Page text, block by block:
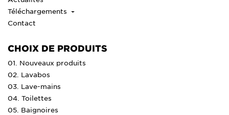
Téléchargements
Contact
CHOIX DE PRODUITS
01. Nouveaux produits
02. Lavabos
03. Lave-mains
04. Toilettes
05. Baignoires